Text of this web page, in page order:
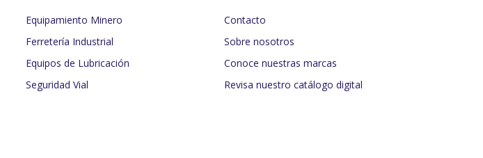
Equipamiento Minero
Ferretería Industrial
Equipos de Lubricación
Seguridad Vial
Contacto
Sobre nosotros
Conoce nuestras marcas
Revisa nuestro catálogo digital